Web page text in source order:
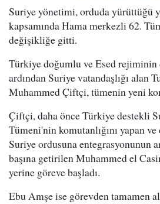
Suriye yönetimi, orduda yürüttüğü
kapsamında Hama merkezli 62.
değişikliğe gitti.
Türkiye doğumlu ve Esed
ardından Suriye vatandaşlığı alan
Muhammed Çiftçi, tümenin yeni
Çiftçi, daha önce Türkiye destekli
Tümeni'nin komutanlığını yapan ve
Suriye ordusuna entegrasyonunun
başına getirilen Muhammed el
yerine göreve başladı.
Ebu Amşe ise görevden tamamen